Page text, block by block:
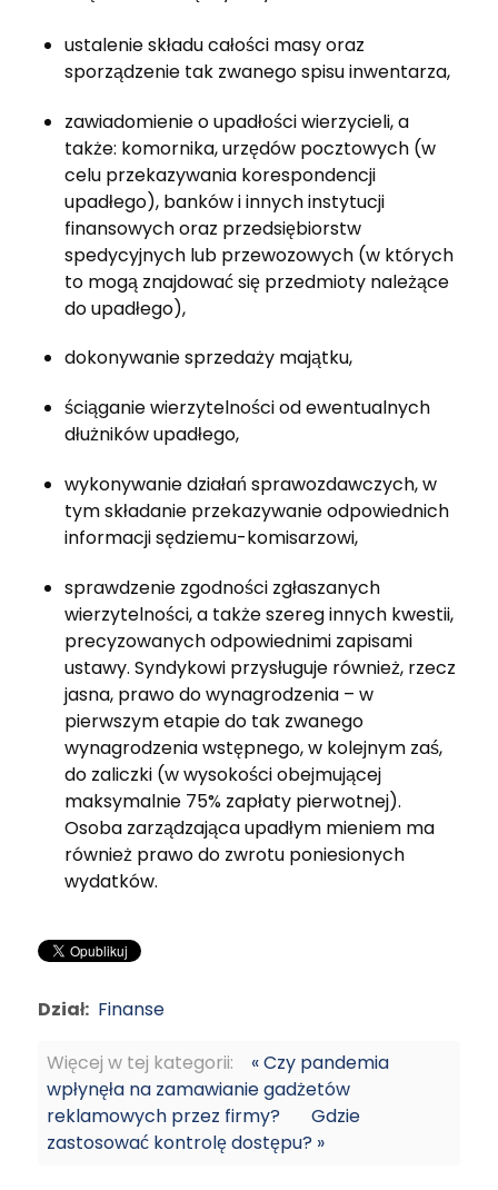
ustalenie składu całości masy oraz
sporządzenie tak zwanego spisu inwentarza,
zawiadomienie o upadłości wierzycieli, a
także: komornika, urzędów pocztowych (w
celu przekazywania korespondencji
upadłego), banków i innych instytucji
finansowych oraz przedsiębiorstw
spedycyjnych lub przewozowych (w których
to mogą znajdować się przedmioty należące
do upadłego),
dokonywanie sprzedaży majątku,
ściąganie wierzytelności od ewentualnych
dłużników upadłego,
wykonywanie działań sprawozdawczych, w
tym składanie przekazywanie odpowiednich
informacji sędziemu-komisarzowi,
sprawdzenie zgodności zgłaszanych
wierzytelności,a także szereg innych kwestii,
precyzowanych odpowiednimi zapisami
ustawy. Syndykowi przysługuje również, rzecz
jasna, prawo do wynagrodzenia – w
pierwszym etapie do tak zwanego
wynagrodzenia wstępnego, w kolejnym zaś,
do zaliczki (w wysokości obejmującej
maksymalnie 75% zapłaty pierwotnej).
Osoba zarządzająca upadłym mieniem ma
również prawo do zwrotu poniesionych
wydatków.
Dział: Finanse
Więcej w tej kategorii:
« Czy pandemia
wpłynęła na zamawianie gadżetów
reklamowych przez firmy?
Gdzie
zastosować kontrolę dostępu? »